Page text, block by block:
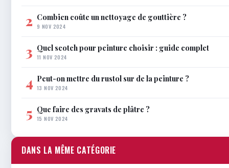
2 Combien coûte un nettoyage de gouttière ?
9 NOV 2024
3 Quel scotch pour peinture choisir : guide complet
11 NOV 2024
4 Peut-on mettre du rustol sur de la peinture ?
13 NOV 2024
5 Que faire des gravats de plâtre ?
15 NOV 2024
DANS LA MÊME CATÉGORIE